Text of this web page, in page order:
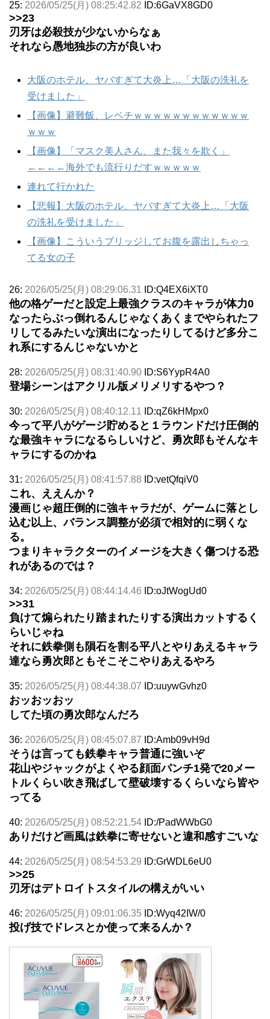
25: 2026/05/25(月) 08:25:42.82 ID:6GaVX8GD0
>>23
刃牙は必殺技が少ないからなぁ
それなら愚地独歩の方が良いわ
大阪のホテル、ヤバすぎて大炎上…「大阪の洗礼を
受けました」
【画像】避難飯、レベチｗｗｗｗｗｗｗｗｗｗｗｗ
ｗｗｗ
【画像】「マスク美人さん、また我々を欺く」
←←←←海外でも流行りだすｗｗｗｗｗ
連れて行かれた
【悲報】大阪のホテル、ヤバすぎて大炎上…「大阪
の洗礼を受けました」
【画像】こういうブリッジしてお腹を露出しちゃっ
てる女の子
26: 2026/05/25(月) 08:29:06.31 ID:Q4EX6iXT0
他の格ゲーだと設定上最強クラスのキャラが体力0
なったらぶっ倒れるんじゃなくあくまでやられたフ
リしてるみたいな演出になったりしてるけど多分こ
れ系にするんじゃないかと
28: 2026/05/25(月) 08:31:40.90 ID:S6YypR4A0
登場シーンはアクリル版メリメリするやつ？
30: 2026/05/25(月) 08:40:12.11 ID:qZ6kHMpx0
今って平八がゲージ貯めると１ラウンドだけ圧倒的
な最強キャラになるらしいけど、勇次郎もそんなキ
ャラにするのかね
31: 2026/05/25(月) 08:41:57.88 ID:vetQfqiV0
これ、ええんか？
漫画じゃ超圧倒的に強キャラだが、ゲームに落とし
込む以上、バランス調整が必須で相対的に弱くな
る。
つまりキャラクターのイメージを大きく傷つける恐
れがあるのでは？
34: 2026/05/25(月) 08:44:14.46 ID:oJtWogUd0
>>31
負けて煽られたり踏まれたりする演出カットするく
らいじゃね
それに鉄拳側も隕石を割る平八とやりあえるキャラ
達なら勇次郎ともそこそこやりあえるやろ
35: 2026/05/25(月) 08:44:38.07 ID:uuywGvhz0
おッおッおッ
してた頃の勇次郎なんだろ
36: 2026/05/25(月) 08:45:07.87 ID:Amb09vH9d
そうは言っても鉄拳キャラ普通に強いぞ
花山やジャックがよくやる顔面パンチ1発で20メー
トルくらい吹き飛ばして壁破壊するくらいなら皆や
ってる
40: 2026/05/25(月) 08:52:21.54 ID:/PadWWbG0
ありだけど画風は鉄拳に寄せないと違和感すごいな
44: 2026/05/25(月) 08:54:53.29 ID:GrWDL6eU0
>>25
刃牙はデトロイトスタイルの構えがいい
46: 2026/05/25(月) 09:01:06.35 ID:Wyq42IW/0
投げ技でドレスとか使って来るんか？